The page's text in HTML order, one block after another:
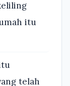
itu
telah